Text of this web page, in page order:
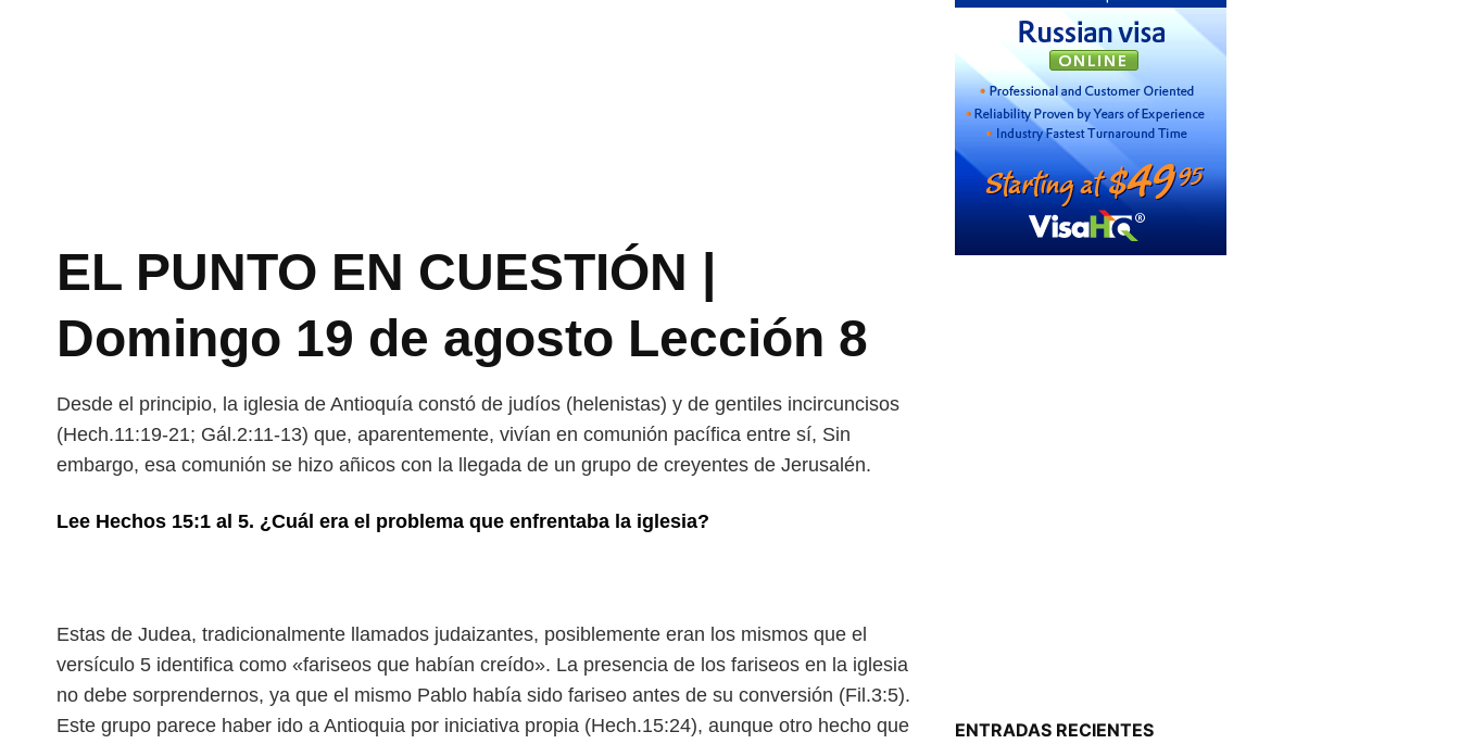
EL PUNTO EN CUESTIÓN |
Domingo 19 de agosto Lección 8
Desde el principio, la iglesia de Antioquía constó de judíos (helenistas) y de gentiles incircuncisos
(Hech.11:19-21; Gál.2:11-13) que, aparentemente, vivían en comunión pacífica entre sí, Sin
embargo, esa comunión se hizo añicos con la llegada de un grupo de creyentes de Jerusalén.
Lee Hechos 15:1 al 5. ¿Cuál era el problema que enfrentaba la iglesia?
Estas de Judea, tradicionalmente llamados judaizantes, posiblemente eran los mismos que el
versículo 5 identifica como «fariseos que habían creído». La presencia de los fariseos en la iglesia
no debe sorprendernos, ya que el mismo Pablo había sido fariseo antes de su conversión (Fil.3:5).
Este grupo parece haber ido a Antioquia por iniciativa propia (Hech.15:24), aunque otro hecho que
ENTRADAS RECIENTES